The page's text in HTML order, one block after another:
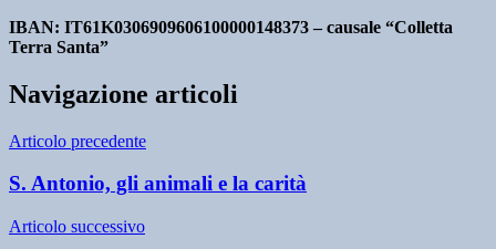
IBAN: IT61K0306909606100000148373 – causale “Colletta
Terra Santa”
Navigazione articoli
Articolo precedente
S. Antonio, gli animali e la carità
Articolo successivo